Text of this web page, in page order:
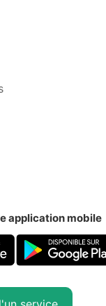
application mobile